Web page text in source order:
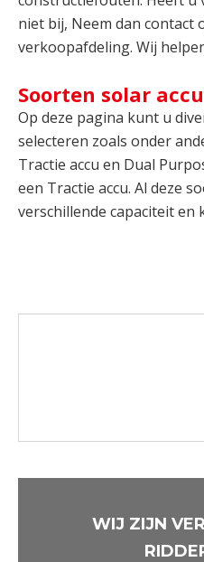
niet bij, Neem dan contact
verkoopafdeling. Wij
Soorten solar
Op deze pagina kunt u
selecteren zoals onder
Tractie accu en Dual
een Tractie accu. Al deze
verschillende capaciteit en
WIJ ZIJN